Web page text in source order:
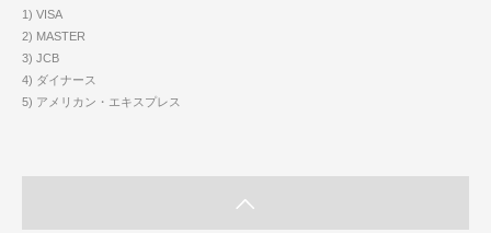
1) VISA
2) MASTER
3) JCB
4) ダイナース
5) アメリカン・エキスプレス